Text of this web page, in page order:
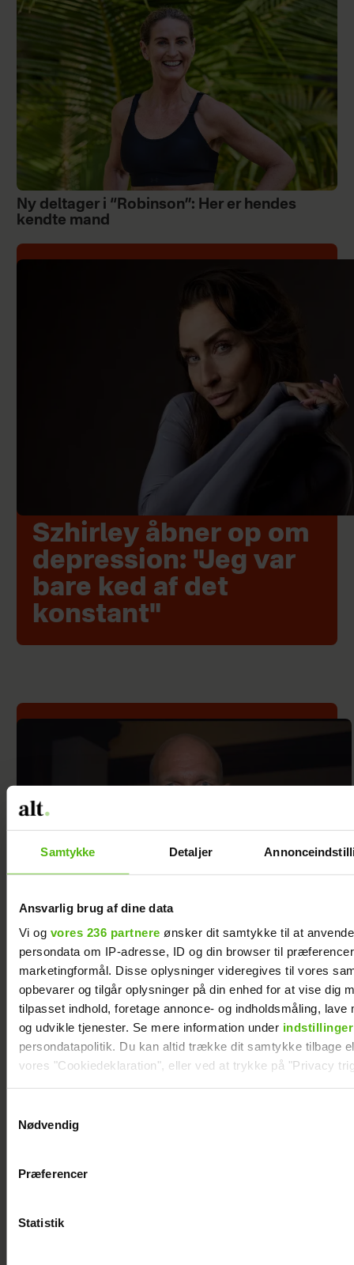
Samtykke Detaljer
Ansvarlig brug af dine data
Vi og vores 236 partnere ønsker dit samtykke til at
persondata om IP-adresse, ID og din browser til
marketingformål. Disse oplysninger videregives til vores
opbevarer og tilgår oplysninger på din enhed for at vise dig
tilpasset indhold, foretage annonce- og indholdsmåling, lave
og udvikle tjenester. Se mere information under indstillinger
persondatapolitik. Du kan altid trække dit samtykke tilbage
vores "Cookiedeklaration", eller ved at trykke på "Privacy
Vi anvender egne cookies og cookies fra tredjeparter til at
generere statistik og huske dine præferencer samt til brug
Nødvendig
Præferencer
Statistik
Ny deltager i “Robinson”: Her er hendes
kendte mand
Szhirley åbner op om
depression: "Jeg var
bare ked af det
konstant"
Asbjørn Riis er død
Rasmus prøver
kærlighed